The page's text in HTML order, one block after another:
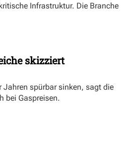
Infrastruktur. Die Branche
skizziert
Jahren spürbar sinken, sagt die
bei Gaspreisen.